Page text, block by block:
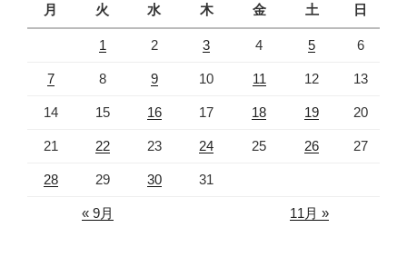
月
火 水 木 金 土 日
1 2 3 4 5 6
7 8 9 10 11 12 13
14 15 16 17 18 19 20
21 22 23 24 25 26 27
28 29 30 31
« 9月 11月 »